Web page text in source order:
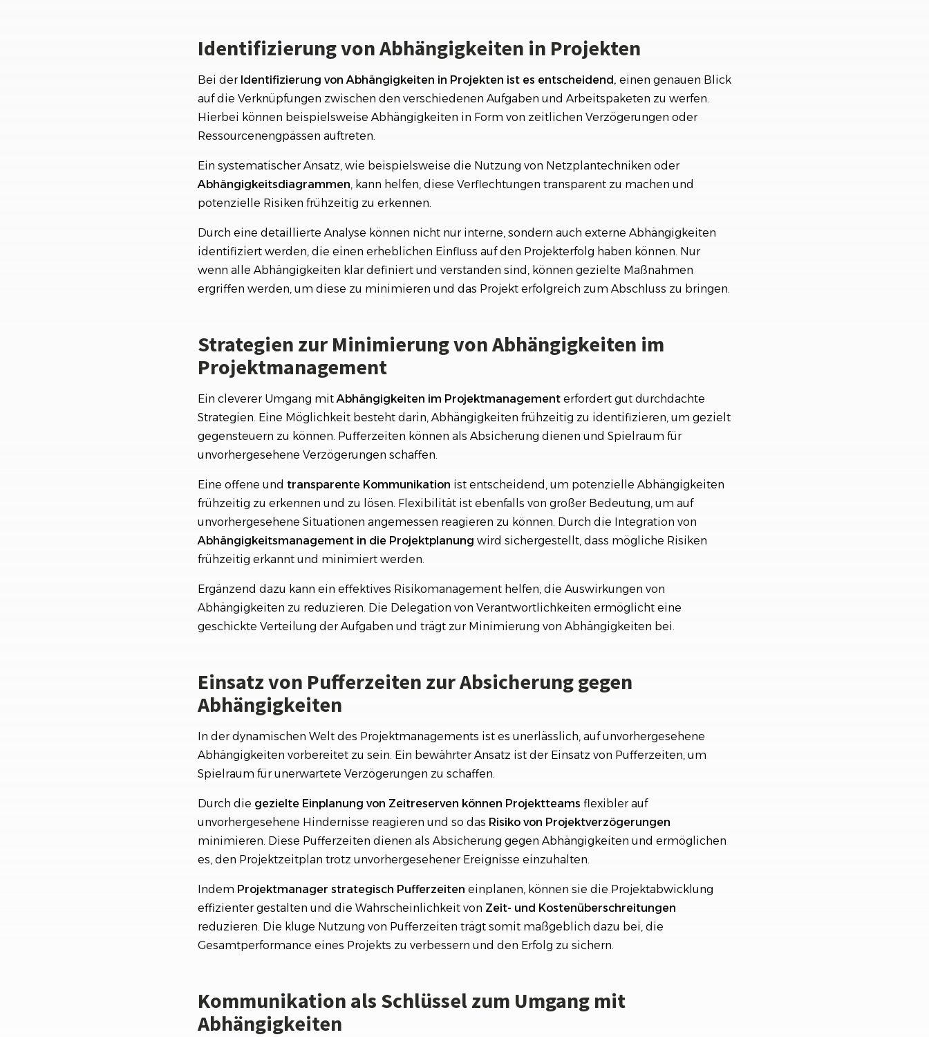
Identifizierung von Abhängigkeiten in Projekten
Bei derIdentifizierung von Abhängigkeiten in Projekten ist es entscheidend, einen genauen Blick
auf die Verknüpfungen zwischen den verschiedenen Aufgaben und Arbeitspaketen zu werfen.
Hierbei können beispielsweise Abhängigkeiten in Form von zeitlichen Verzögerungen oder
Ressourcenengpässen auftreten.
Ein systematischer Ansatz, wie beispielsweise die Nutzung von Netzplantechniken oder
Abhängigkeitsdiagrammen, kann helfen, diese Verflechtungen transparent zu machen und
potenzielle Risiken frühzeitig zu erkennen.
Durch eine detaillierte Analyse können nicht nur interne, sondern auch externe Abhängigkeiten
identifiziert werden, die einen erheblichen Einfluss auf den Projekterfolg haben können. Nur
wenn alle Abhängigkeiten klar definiert und verstanden sind, können gezielte Maßnahmen
ergriffen werden, um diese zu minimieren und das Projekt erfolgreich zum Abschluss zu bringen.
Strategien zur Minimierung von Abhängigkeiten im
Projektmanagement
Ein cleverer Umgang mitAbhängigkeiten im Projektmanagement erfordert gut durchdachte
Strategien. Eine Möglichkeit besteht darin, Abhängigkeiten frühzeitig zu identifizieren, um gezielt
gegensteuern zu können. Pufferzeiten können als Absicherung dienen und Spielraum für
unvorhergesehene Verzögerungen schaffen.
Eine offene und transparente Kommunikation ist entscheidend, um potenzielle Abhängigkeiten
frühzeitig zu erkennen und zu lösen. Flexibilität ist ebenfalls von großer Bedeutung, um auf
unvorhergesehene Situationen angemessen reagieren zu können. Durch die Integration von
Abhängigkeitsmanagement in die Projektplanung wird sichergestellt, dass mögliche Risiken
frühzeitig erkannt und minimiert werden.
Ergänzend dazu kann ein effektives Risikomanagement helfen, die Auswirkungen von
Abhängigkeiten zu reduzieren. Die Delegation von Verantwortlichkeiten ermöglicht eine
geschickte Verteilung der Aufgaben und trägt zur Minimierung von Abhängigkeiten bei.
Einsatz von Pufferzeiten zur Absicherung gegen
Abhängigkeiten
In der dynamischen Welt des Projektmanagements ist es unerlässlich, auf unvorhergesehene
Abhängigkeiten vorbereitet zu sein. Ein bewährter Ansatz ist der Einsatz von Pufferzeiten, um
Spielraum für unerwartete Verzögerungen zu schaffen.
Durch die gezielte Einplanung von Zeitreserven können Projektteams flexibler auf
unvorhergesehene Hindernisse reagieren und so das Risiko von Projektverzögerungen
minimieren. Diese Pufferzeiten dienen als Absicherung gegen Abhängigkeiten und ermöglichen
es, den Projektzeitplan trotz unvorhergesehener Ereignisse einzuhalten.
Indem Projektmanager strategisch Pufferzeiten einplanen, können sie die Projektabwicklung
effizienter gestalten und die Wahrscheinlichkeit von Zeit- und Kostenüberschreitungen
reduzieren. Die kluge Nutzung von Pufferzeiten trägt somit maßgeblich dazu bei, die
Gesamtperformance eines Projekts zu verbessern und den Erfolg zu sichern.
Kommunikation als Schlüssel zum Umgang mit
Abhängigkeiten